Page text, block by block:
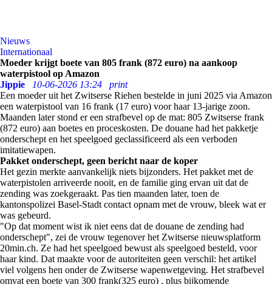
Nieuws
Internationaal
Moeder krijgt boete van 805 frank (872 euro) na aankoop
waterpistool op Amazon
Jippie
10-06-2026 13:24
print
Een moeder uit het Zwitserse Riehen bestelde in juni 2025 via Amazon
een waterpistool van 16 frank (17 euro) voor haar 13-jarige zoon.
Maanden later stond er een strafbevel op de mat: 805 Zwitserse frank
(872 euro) aan boetes en proceskosten. De douane had het pakketje
onderschept en het speelgoed geclassificeerd als een verboden
imitatiewapen.
Pakket onderschept, geen bericht naar de koper
Het gezin merkte aanvankelijk niets bijzonders. Het pakket met de
waterpistolen arriveerde nooit, en de familie ging ervan uit dat de
zending was zoekgeraakt. Pas tien maanden later, toen de
kantonspolizei Basel-Stadt contact opnam met de vrouw, bleek wat er
was gebeurd.
"Op dat moment wist ik niet eens dat de douane de zending had
onderschept", zei de vrouw tegenover het Zwitserse nieuwsplatform
20min.ch. Ze had het speelgoed bewust als speelgoed besteld, voor
haar kind. Dat maakte voor de autoriteiten geen verschil: het artikel
viel volgens hen onder de Zwitserse wapenwetgeving. Het strafbevel
omvat een boete van 300 frank(325 euro) , plus bijkomende